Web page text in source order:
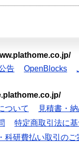
告 OpenBlocks
ついて
見積書・
特定商取引法に
科研費払い取引のご